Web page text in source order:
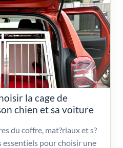
la cage de
chien et sa voiture
du coffre, mat?riaux et s?
essentiels pour choisir une